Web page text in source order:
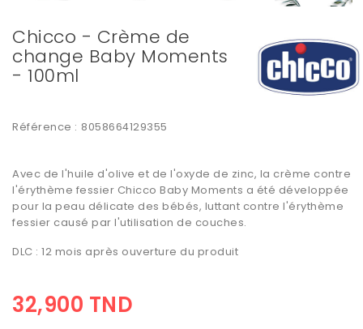
Chicco - Crème de
change Baby Moments
- 100ml
Référence : 8058664129355
Avec de l'huile d'olive et de l'oxyde de zinc, la crème contre
l'érythème fessier Chicco Baby Moments a été développée
pour la peau délicate des bébés, luttant contre l'érythème
fessier causé par l'utilisation de couches.
DLC : 12 mois après ouverture du produit
32,900 TND